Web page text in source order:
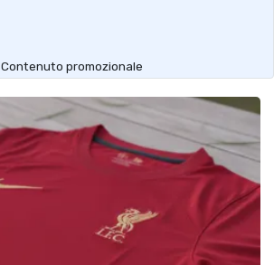
Contenuto promozionale